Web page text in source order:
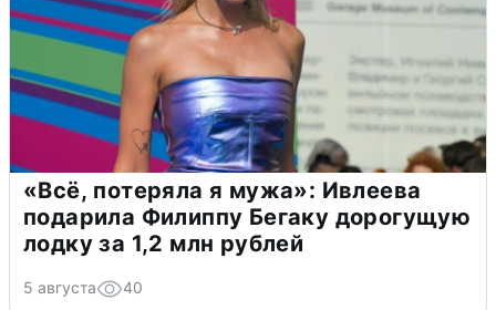
«Всё, потеряла я мужа»: Ивлеева
подарила Филиппу Бегаку дорогущую
лодку за 1,2 млн рублей
5 августа 40